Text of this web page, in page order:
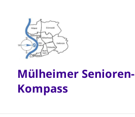
Mülheimer Senioren-
Kompass